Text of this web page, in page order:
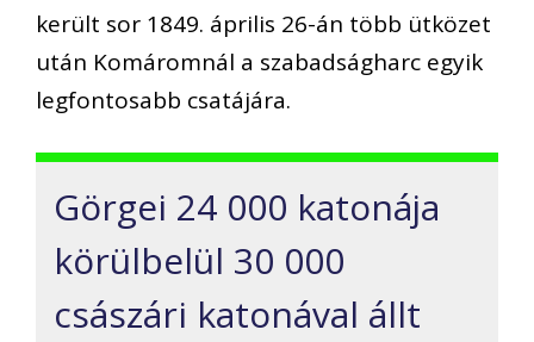
került sor 1849. április 26-án több ütközet
után Komáromnál a szabadságharc egyik
legfontosabb csatájára.
Görgei 24 000 katonája
körülbelül 30 000
császári katonával állt